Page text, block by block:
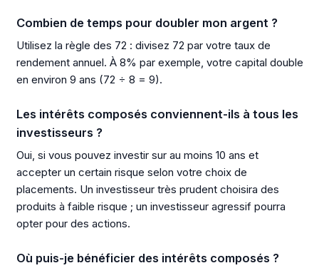
Combien de temps pour doubler mon argent ?
Utilisez la règle des 72 : divisez 72 par votre taux de
rendement annuel. À 8% par exemple, votre capital double
en environ 9 ans (72 ÷ 8 = 9).
Les intérêts composés conviennent-ils à tous les
investisseurs ?
Oui, si vous pouvez investir sur au moins 10 ans et
accepter un certain risque selon votre choix de
placements. Un investisseur très prudent choisira des
produits à faible risque ; un investisseur agressif pourra
opter pour des actions.
Où puis-je bénéficier des intérêts composés ?